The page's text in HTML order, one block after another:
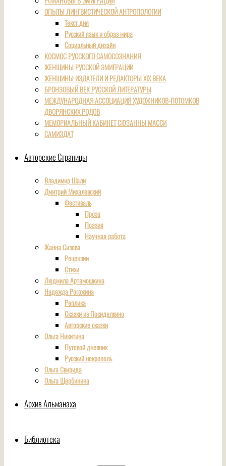
ОПЫТЫ ЛИНГВИСТИЧЕСКОЙ АНТРОПОЛОГИИ
Текст дня
Русский язык и образ мира
Социальный дизайн
КОСМОС РУССКОГО САМОСОЗНАНИЯ
ЖЕНЩИНЫ РУССКОЙ ЭМИГРАЦИИ
ЖЕНЩИНЫ ИЗДАТЕЛИ И РЕДАКТОРЫ XIX ВЕКА
БРОНЗОВЫЙ ВЕК РУССКОЙ ЛИТЕРАТУРЫ
МЕЖДУНАРОДНАЯ АССОЦИАЦИЯ ХУДОЖНИКОВ-ПОТОМКОВ
ДВОРЯНСКИХ РОДОВ
МЕМОРИАЛЬНЫЙ КАБИНЕТ СЮЗАННЫ МАССИ
САМИЗДАТ
Авторские Страницы
Владимир Шали
Дмитрий Михалевский
Фестиваль
Проза
Поэзия
Научная работа
Жанна Сизова
Рецензии
Стихи
Людмила Артамошкина
Надежда Рогожина
Реплика
Сказки из Посиделкино
Авторские сказки
Ольга Никитина
Путевой дневник
Русский некрополь
Ольга Свирида
Ольга Щербинина
Архив Альманаха
Библиотека